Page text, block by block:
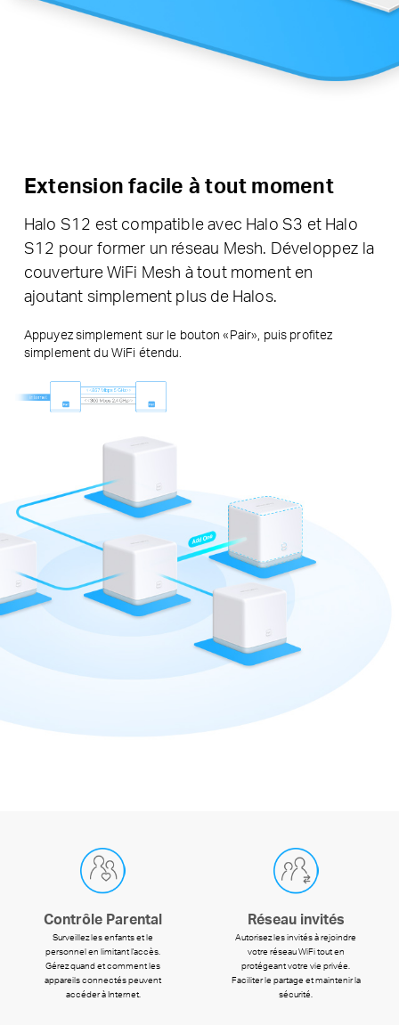
Extension facile à tout moment
Halo S12 est compatible avec Halo S3 et Halo
S12 pour former un réseau Mesh. Développez la
couverture WiFi Mesh à tout moment en
ajoutant simplement plus de Halos.
Appuyez simplement sur le bouton «Pair», puis profitez
simplement du WiFi étendu.
Contrôle Parental
Surveillez les enfants et le
personnel en limitant l'accès.
Gérez quand et comment les
appareils connectés peuvent
accéder à Internet.
Réseau invités
Autorisez les invités à rejoindre
votre réseau WiFi tout en
protégeant votre vie privée.
Faciliter le partage et maintenir la
sécurité.